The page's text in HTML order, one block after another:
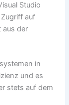
Studio
auf
aus der
in
und es
stets auf dem